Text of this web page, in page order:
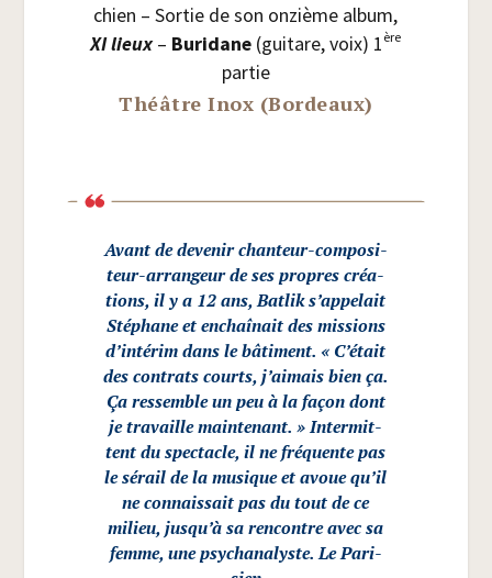
chien – Sor­tie de son onzième album,
XI lieux– Buri­dane (gui­tare, voix) 1 ère
partie
Théâtre Inox (Bordeaux)
Avant de deve­nir chan­teur-com­po­si­
teur-arran­geur de ses propres créa­
tions, il y a 12 ans, Bat­lik s’appelait
Sté­phane et enchaî­nait des mis­sions
d’intérim dans le bâti­ment. « C’était
des contrats courts, j’aimais bien ça.
Ça res­semble un peu à la façon dont
je tra­vaille main­te­nant. » Inter­mit­
tent du spec­tacle, il ne fré­quente pas
le sérail de la musique et avoue qu’il
ne connais­sait pas du tout de ce
milieu, jusqu’à sa ren­contre avec sa
femme, une psy­cha­na­lyste.Le Pari­